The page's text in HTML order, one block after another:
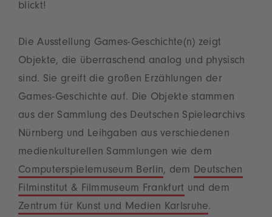
blickt!
Die Ausstellung Games-Geschichte(n) zeigt
Objekte, die überraschend analog und physisch
sind. Sie greift die großen Erzählungen der
Games-Geschichte auf. Die Objekte stammen
aus der Sammlung des Deutschen Spielearchivs
Nürnberg und Leihgaben aus verschiedenen
medienkulturellen Sammlungen wie dem
Computerspielemuseum Berlin, dem Deutschen
Filminstitut & Filmmuseum Frankfurt und dem
Zentrum für Kunst und Medien Karlsruhe.